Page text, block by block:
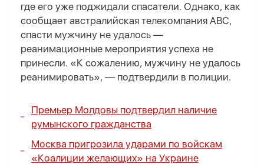
где его уже поджидали спасатели. Однако, как
сообщает австралийская телекомпания ABC,
спасти мужчину не удалось —
реанимационные мероприятия успеха не
принесли. «К сожалению, мужчину не удалось
реанимировать», — подтвердили в полиции.
Премьер Молдовы подтвердил наличие
румынского гражданства
Москва пригрозила ударами по войскам
«Коалиции желающих» на Украине